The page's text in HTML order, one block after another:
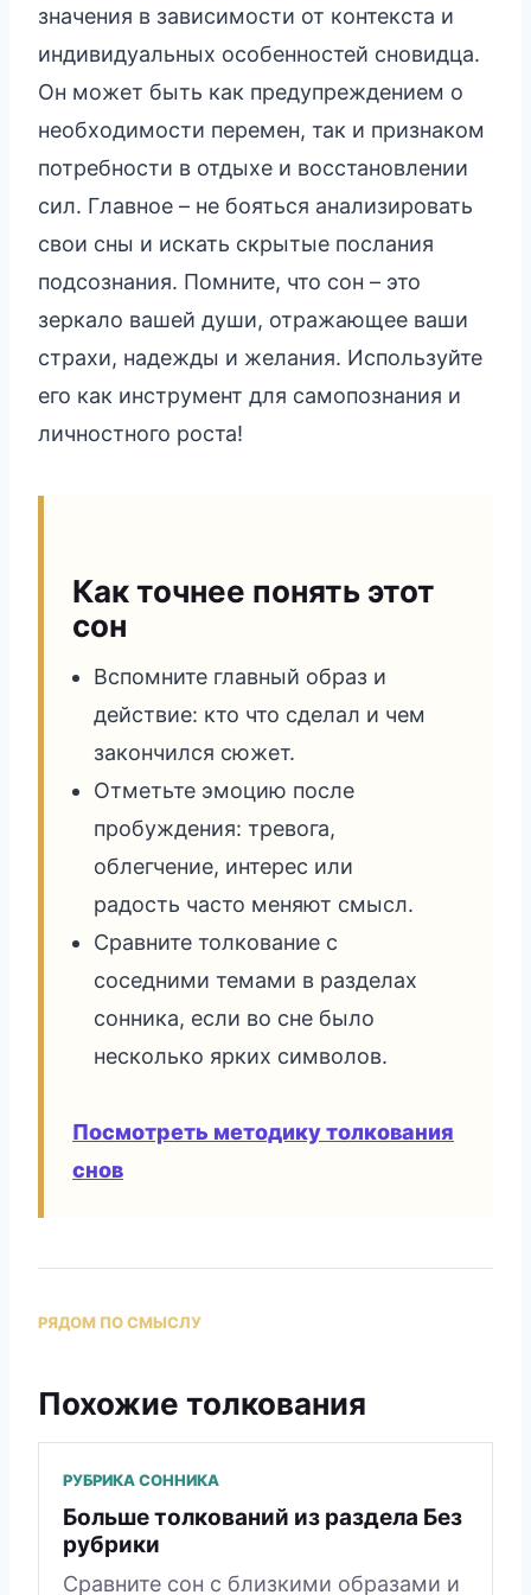
значения в зависимости от контекста и
индивидуальных особенностей сновидца.
Он может быть как предупреждением о
необходимости перемен, так и признаком
потребности в отдыхе и восстановлении
сил. Главное – не бояться анализировать
свои сны и искать скрытые послания
подсознания. Помните, что сон – это
зеркало вашей души, отражающее ваши
страхи, надежды и желания. Используйте
его как инструмент для самопознания и
личностного роста!
Как точнее понять этот
сон
Вспомните главный образ и
действие: кто что сделал и чем
закончился сюжет.
Отметьте эмоцию после
пробуждения: тревога,
облегчение, интерес или
радость часто меняют смысл.
Сравните толкование с
соседними темами в разделах
сонника, если во сне было
несколько ярких символов.
Посмотреть методику толкования
снов
РЯДОМ ПО СМЫСЛУ
Похожие толкования
РУБРИКА СОННИКА
Больше толкований из раздела Без
рубрики
Сравните сон с близкими образами и